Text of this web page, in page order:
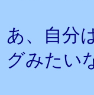
あ、自分
グみたい